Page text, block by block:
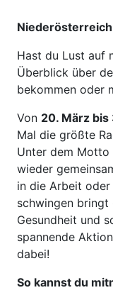
Hast du Lust auf
Überblick über
bekommen oder
Von 20. März
Mal die größte
Unter dem
wieder
in die Arbeit oder
schwingen
Gesundheit und
spannende
dabei!
So kannst du